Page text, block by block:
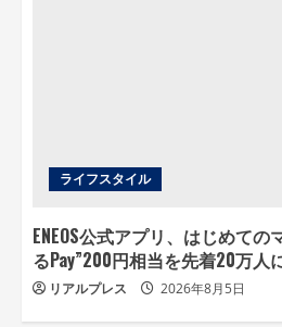
ライフスタイル
ENEOS公式アプリ、はじめて
るPay”200円相当を先着20万人
リアルプレス 2026年8月5日